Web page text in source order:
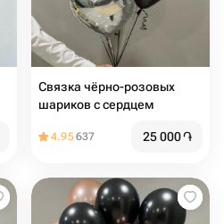
Связка чёрно-розовых
шариков с сердцем
4.95637 25 000֏